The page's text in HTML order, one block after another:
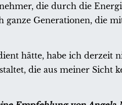
die durch die
ganze Generationen, die
hätte, habe ich derzeit
die aus meiner Sicht